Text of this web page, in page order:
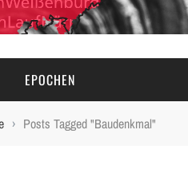
EPOCHEN
› Posts Tagged "Baudenkmal"